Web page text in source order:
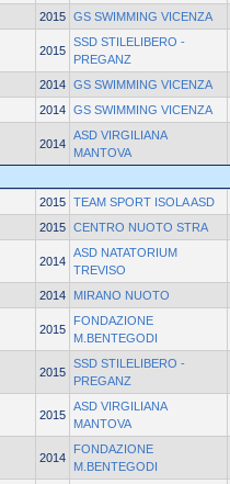
2015 GS SWIMMING VICENZA
2015
SSD STILELIBERO -
PREGANZ
2014 GS SWIMMING VICENZA
2014 GS SWIMMING VICENZA
2014
ASD VIRGILIANA
MANTOVA
2015 TEAM SPORT ISOLA ASD
2015 CENTRO NUOTO STRA
2014
ASD NATATORIUM
TREVISO
2014 MIRANO NUOTO
2015
FONDAZIONE
M.BENTEGODI
2015
SSD STILELIBERO -
PREGANZ
2015
ASD VIRGILIANA
MANTOVA
2014
FONDAZIONE
M.BENTEGODI